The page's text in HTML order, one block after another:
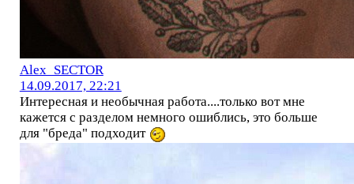
Alex_SECTOR
14.09.2017, 22:21
Интересная и необычная работа....только вот мне
кажется с разделом немного ошиблись, это больше
для "бреда" подходит